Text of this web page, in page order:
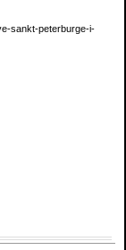
sankt-peterburge-i-